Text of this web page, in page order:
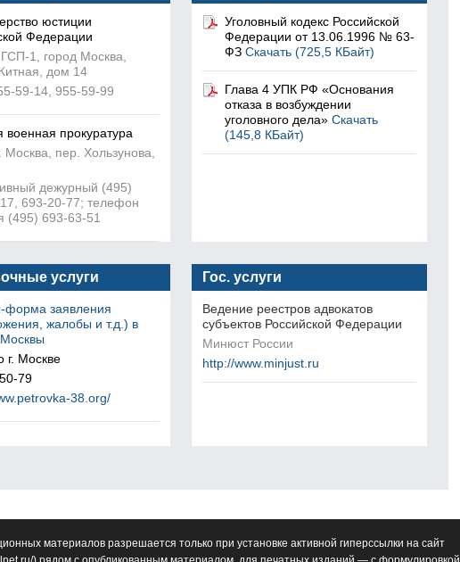
юстиции
Федерации
1, город Москва,
дом 14
59-14, 955-59-99
военная прокуратура
Москва, пер. Хользунова,
дежурный (495)
693-20-77; телефон
(495) 693-63-51
Уголовный кодекс Российской
Федерации от 13.06.1996 № 63-
ФЗ Скачать (725,5 КБайт)
Глава 4 УПК РФ «Основания
отказа в возбуждении
уголовного дела» Скачать
(145,8 КБайт)
услуги
форма заявления
жалобы и т.д.) в
г. Москве
79
38.org/
Гос. услуги
Ведение реестров адвокатов
субъектов Российской Федерации
Минюст России
http://www.minjust.ru
материалов разрешается только при установке активной гиперссылки на сайт